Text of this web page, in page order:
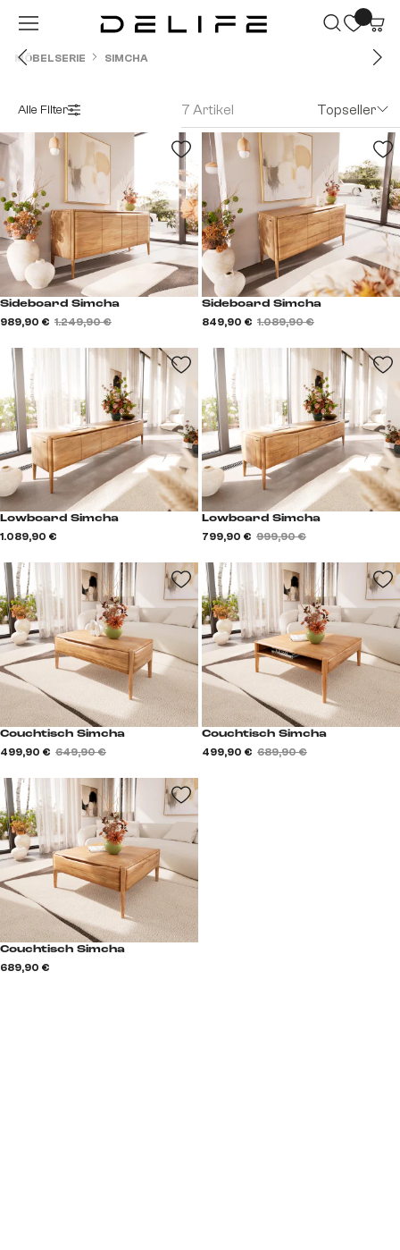
Zum Hauptinhalt springen
MÖBELSERIE SIMCHA
Alle Filter 7 Artikel Topseller
Sideboard Simcha
989,90 € 1.249,90 €
Sideboard Simcha
849,90 € 1.089,90 €
Lowboard Simcha
1.089,90 €
Lowboard Simcha
799,90 € 999,90 €
Couchtisch Simcha
499,90 € 649,90 €
Couchtisch Simcha
499,90 € 689,90 €
Couchtisch Simcha
689,90 €